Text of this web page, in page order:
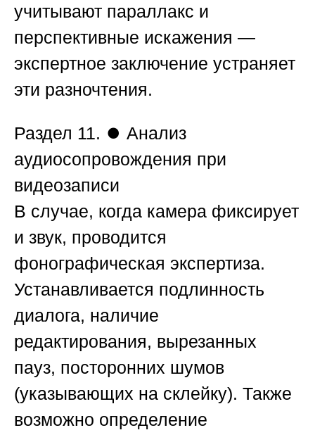
учитывают параллакс и
перспективные искажения —
экспертное заключение устраняет
эти разночтения.
Раздел 11. ⏺ Анализ
аудиосопровождения при
видеозаписи
В случае, когда камера фиксирует
и звук, проводится
фонографическая экспертиза.
Устанавливается подлинность
диалога, наличие
редактирования, вырезанных
пауз, посторонних шумов
(указывающих на склейку). Также
возможно определение